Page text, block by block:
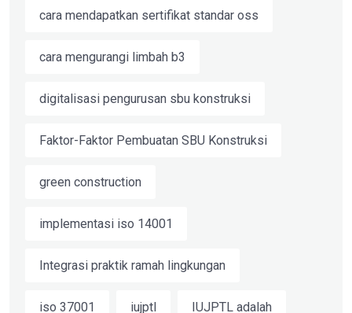
cara mendapatkan sertifikat standar oss
cara mengurangi limbah b3
digitalisasi pengurusan sbu konstruksi
Faktor-Faktor Pembuatan SBU Konstruksi
green construction
implementasi iso 14001
Integrasi praktik ramah lingkungan
iso 37001 iujptl IUJPTL adalah